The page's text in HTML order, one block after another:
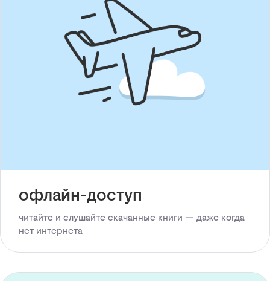
офлайн-доступ
читайте и слушайте скачанные книги — даже когда
нет интернета